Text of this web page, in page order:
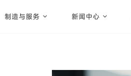
制造与服务 新闻中心